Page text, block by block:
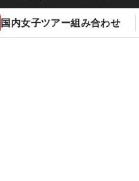
国内女子ツアー組み合わせ